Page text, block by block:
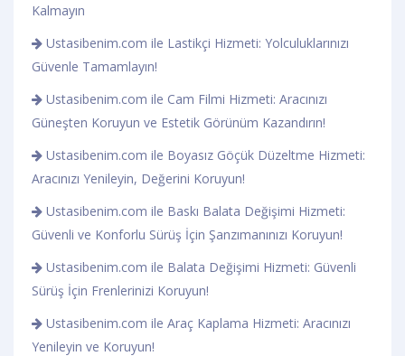
Kalmayın
Ustasibenim.com ile Lastikçi Hizmeti: Yolculuklarınızı
Güvenle Tamamlayın!
Ustasibenim.com ile Cam Filmi Hizmeti: Aracınızı
Güneşten Koruyun ve Estetik Görünüm Kazandırın!
Ustasibenim.com ile Boyasız Göçük Düzeltme Hizmeti:
Aracınızı Yenileyin, Değerini Koruyun!
Ustasibenim.com ile Baskı Balata Değişimi Hizmeti:
Güvenli ve Konforlu Sürüş İçin Şanzımanınızı Koruyun!
Ustasibenim.com ile Balata Değişimi Hizmeti: Güvenli
Sürüş İçin Frenlerinizi Koruyun!
Ustasibenim.com ile Araç Kaplama Hizmeti: Aracınızı
Yenileyin ve Koruyun!